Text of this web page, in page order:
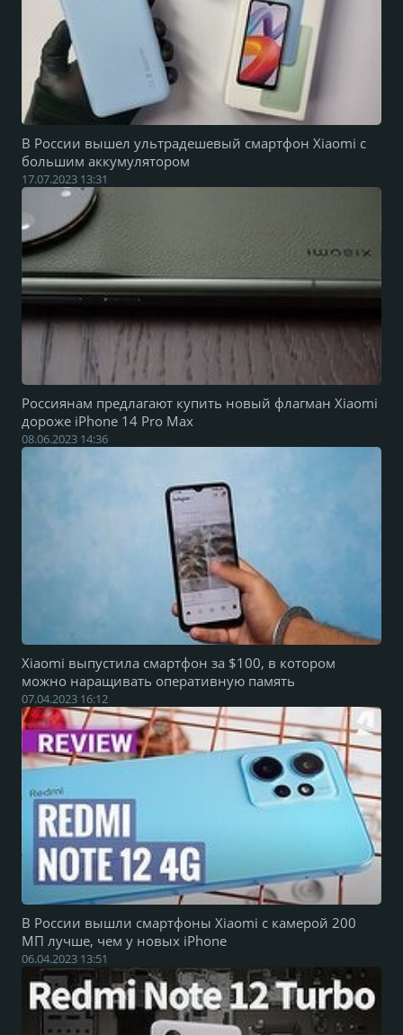
В России вышел ультрадешевый смартфон Xiaomi с
большим аккумулятором
17.07.2023 13:31
Россиянам предлагают купить новый флагман Xiaomi
дороже iPhone 14 Pro Max
08.06.2023 14:36
Xiaomi выпустила смартфон за $100, в котором
можно наращивать оперативную память
07.04.2023 16:12
В России вышли смартфоны Xiaomi с камерой 200
МП лучше, чем у новых iPhone
06.04.2023 13:51